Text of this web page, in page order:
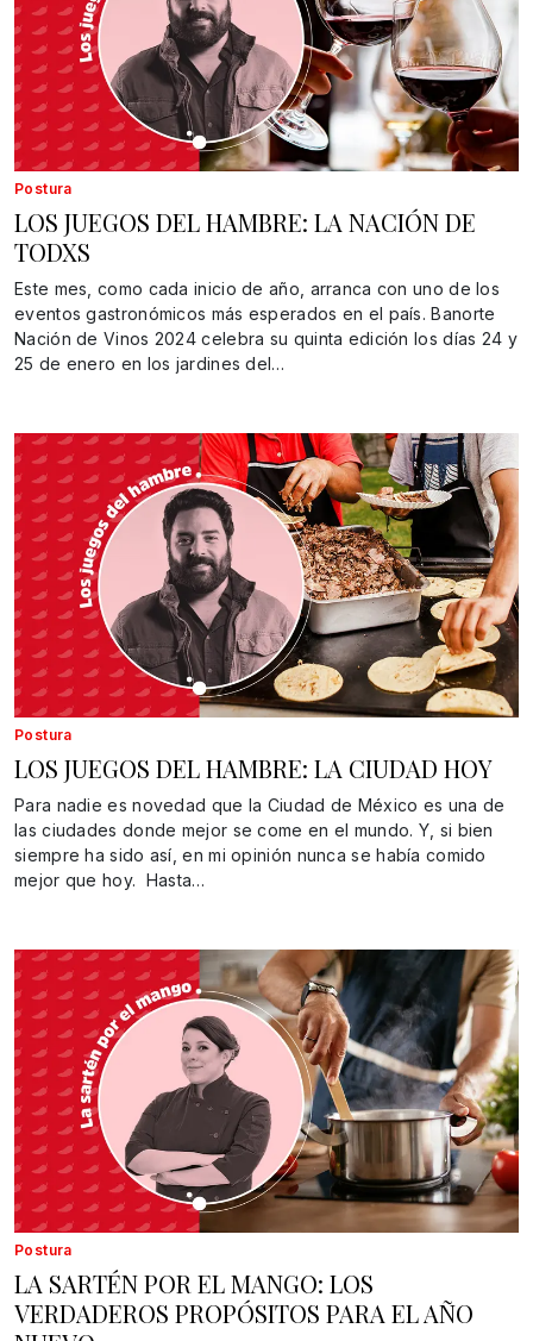
Postura
LOS JUEGOS DEL HAMBRE: LA NACIÓN DE
TODXS
Este mes, como cada inicio de año, arranca con uno de los
eventos gastronómicos más esperados en el país. Banorte
Nación de Vinos 2024 celebra su quinta edición los días 24 y
25 de enero en los jardines del…
Postura
LOS JUEGOS DEL HAMBRE: LA CIUDAD HOY
Para nadie es novedad que la Ciudad de México es una de
las ciudades donde mejor se come en el mundo. Y, si bien
siempre ha sido así, en mi opinión nunca se había comido
mejor que hoy. Hasta…
Postura
LA SARTÉN POR EL MANGO: LOS
VERDADEROS PROPÓSITOS PARA EL AÑO